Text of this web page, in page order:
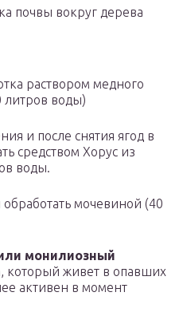
почвы вокруг дерева
раствором медного
литров воды)
и после снятия ягод в
средством Хорус из
воды.
мочевиной (40
монилиозный
который живет в опавших
активен в момент